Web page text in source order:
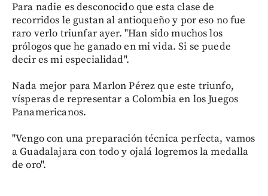
Para nadie es desconocido que esta clase de
recorridos le gustan al antioqueño y por eso no fue
raro verlo triunfar ayer. "Han sido muchos los
prólogos que he ganado en mi vida. Si se puede
decir es mi especialidad".
Nada mejor para Marlon Pérez que este triunfo,
vísperas de representar a Colombia en los Juegos
Panamericanos.
"Vengo con una preparación técnica perfecta, vamos
a Guadalajara con todo y ojalá logremos la medalla
de oro".